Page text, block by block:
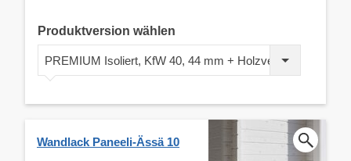
Produktversion wählen
PREMIUM Isoliert, KfW 40, 44 mm + Holzverschalung
Wandlack Paneeli-Ässä 10